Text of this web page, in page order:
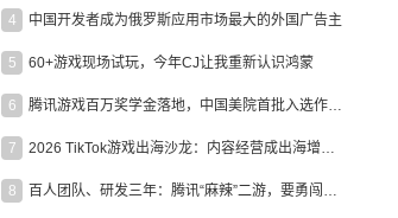
4 中国开发者成为俄罗斯应用市场最大的外国广告主
5 60+游戏现场试玩，今年CJ让我重新认识鸿蒙
6 腾讯游戏百万奖学金落地，中国美院首批入选作品获业内关注
7 2026 TikTok游戏出海沙龙：内容经营成出海增长新引擎
8 百人团队、研发三年：腾讯“麻辣”二游，要勇闯男性恋爱市场